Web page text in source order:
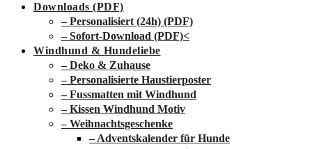
Downloads (PDF)
– Personalisiert (24h) (PDF)
– Sofort-Download (PDF)<
Windhund & Hundeliebe
– Deko & Zuhause
– Personalisierte Haustierposter
– Fussmatten mit Windhund
– Kissen Windhund Motiv
– Weihnachtsgeschenke
– Adventskalender für Hunde